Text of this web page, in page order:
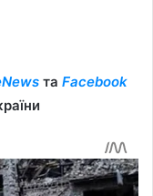
та Facebook